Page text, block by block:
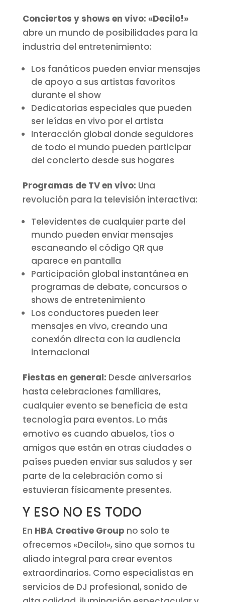
Conciertos y shows en vivo: «Decilo!»
abre un mundo de posibilidades para la
industria del entretenimiento:
Los fanáticos pueden enviar mensajes
de apoyo a sus artistas favoritos
durante el show
Dedicatorias especiales que pueden
ser leídas en vivo por el artista
Interacción global donde seguidores
de todo el mundo pueden participar
del concierto desde sus hogares
Programas de TV en vivo: Una
revolución para la televisión interactiva:
Televidentes de cualquier parte del
mundo pueden enviar mensajes
escaneando el código QR que
aparece en pantalla
Participación global instantánea en
programas de debate, concursos o
shows de entretenimiento
Los conductores pueden leer
mensajes en vivo, creando una
conexión directa con la audiencia
internacional
Fiestas en general: Desde aniversarios
hasta celebraciones familiares,
cualquier evento se beneficia de esta
tecnología para eventos. Lo más
emotivo es cuando abuelos, tíos o
amigos que están en otras ciudades o
países pueden enviar sus saludos y ser
parte de la celebración como si
estuvieran físicamente presentes.
Y ESO NO ES TODO
En HBA Creative Group no solo te
ofrecemos «Decilo!», sino que somos tu
aliado integral para crear eventos
extraordinarios. Como especialistas en
servicios de DJ profesional, sonido de